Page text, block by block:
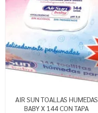
AIR SUN TOALLAS HUMEDAS
BABY X 144 CON TAPA